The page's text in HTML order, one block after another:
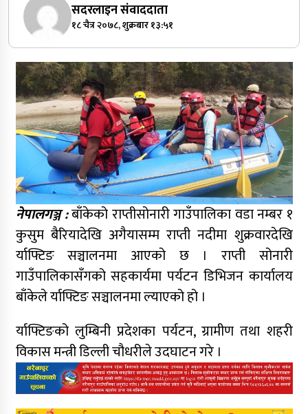
सदरलाइन संवाददाता
१८ चैत्र २०७८, शुक्रबार १३:५१
नेपालगञ्ज :बाँकेको राप्तीसोनारी गाउँपालिका वडा नम्बर १
कुसुम बैरियादेखि अगैयासम्म राप्ती नदीमा शुक्रवारदेखि
र्याफ्टिङ सञ्चालनमा आएको छ । राप्ती सोनारी
गाउँपालिकासँगको सहकार्यमा पर्यटन डिभिजन कार्यालय
बाँकेले र्याफ्टिङ सञ्चालनमा ल्याएको हो ।
र्याफ्टिङको लुम्बिनी प्रदेशका पर्यटन, ग्रामीण तथा शहरी
विकास मन्त्री डिल्ली चौधरीले उदघाटन गरे ।